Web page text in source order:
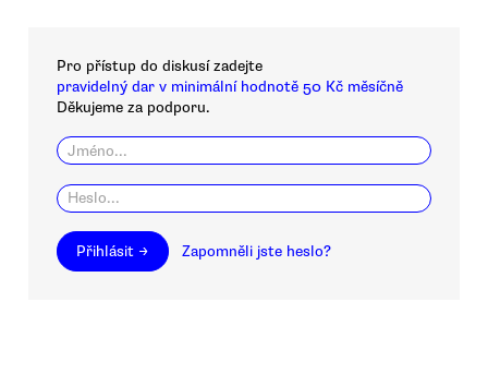
Pro přístup do diskusí zadejte
pravidelný dar v minimální hodnotě 50 Kč měsíčně
Děkujeme za podporu.
Přihlásit → Zapomněli jste heslo?